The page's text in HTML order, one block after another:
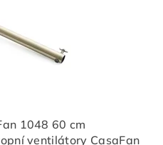
1048 60 cm
ventilátory CasaFan